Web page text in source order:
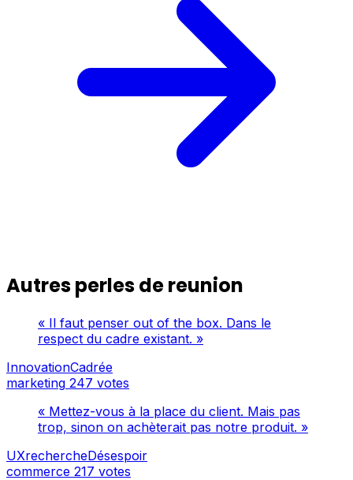
Autres perles de reunion
« Il faut penser out of the box. Dans le
respect du cadre existant. »
InnovationCadrée
marketing 247 votes
« Mettez-vous à la place du client. Mais pas
trop, sinon on achèterait pas notre produit. »
UXrechercheDésespoir
commerce 217 votes